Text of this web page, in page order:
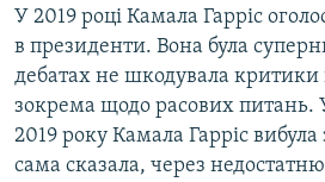
У 2019 році Камала Гарріс
в президенти. Вона була
дебатах не шкодувала критики
зокрема щодо расових питань.
2019 року Камала Гарріс
сама сказала, через недостатню